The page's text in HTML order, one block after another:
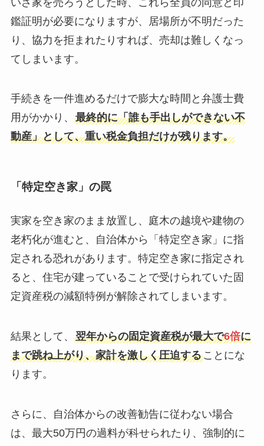
鑑証明が必要になりますが、居場所が不明だった
り、協力を拒まれたりすれば、売却は難しくなっ
てしまいます。
手続きを一件進めるだけで膨大な時間と弁護士費
用がかかり、 最終的に「誰も手出しができない不
動産」として、重い税金負担だけが残ります。
「特定空き家」の罠
実家を空き家のまま放置し、庭木の越境や建物の
老朽化が進むと、自治体から「特定空き家」に指
定される恐れがあります。特定空き家に指定され
ると、住宅が建っていることで受けられていた固
定資産税の減額特例が解除されてしまいます。
結果として、 翌年からの固定資産税が最大で6倍に
まで跳ね上がり、家計を激しく圧迫することにな
ります。
さらに、自治体からの改善勧告に従わない場合
は、最大50万円の過料が科せられたり、強制的に